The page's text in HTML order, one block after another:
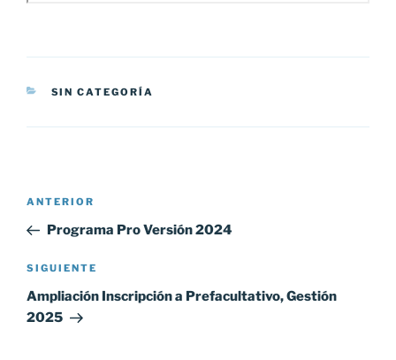
CATEGORÍAS
SIN CATEGORÍA
Navegación
entradas
Entrada
anterior:
ANTERIOR
Programa Pro Versión 2024
Siguiente
entrada
SIGUIENTE
Ampliación Inscripción a Prefacultativo, Gestión
2025